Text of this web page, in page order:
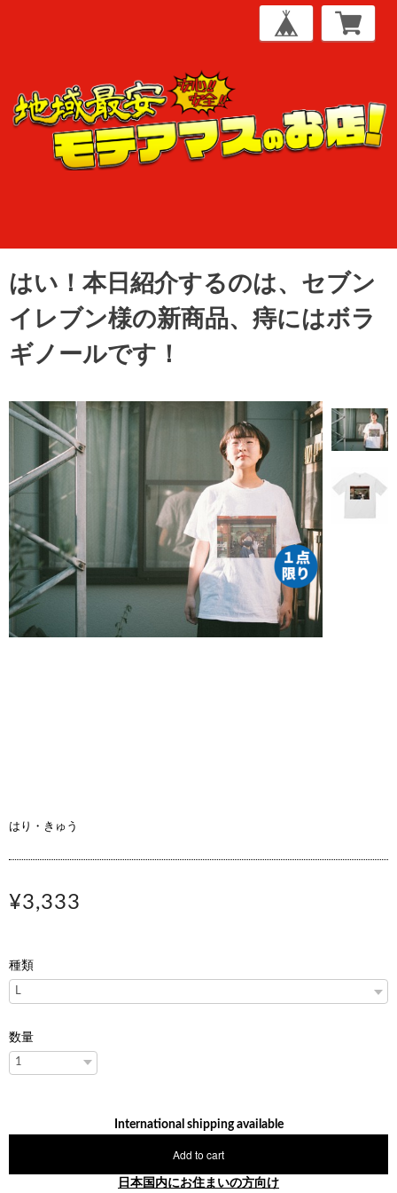
はい！本日紹介するのは、セブン
イレブン様の新商品、痔にはボラ
ギノールです！
はり・きゅう
¥3,333
種類
数量
International shipping available
Add to cart
日本国内にお住まいの方向け